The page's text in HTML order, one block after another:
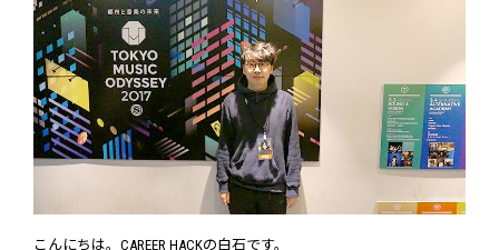
こんにちは。CAREER HACKの白石です。